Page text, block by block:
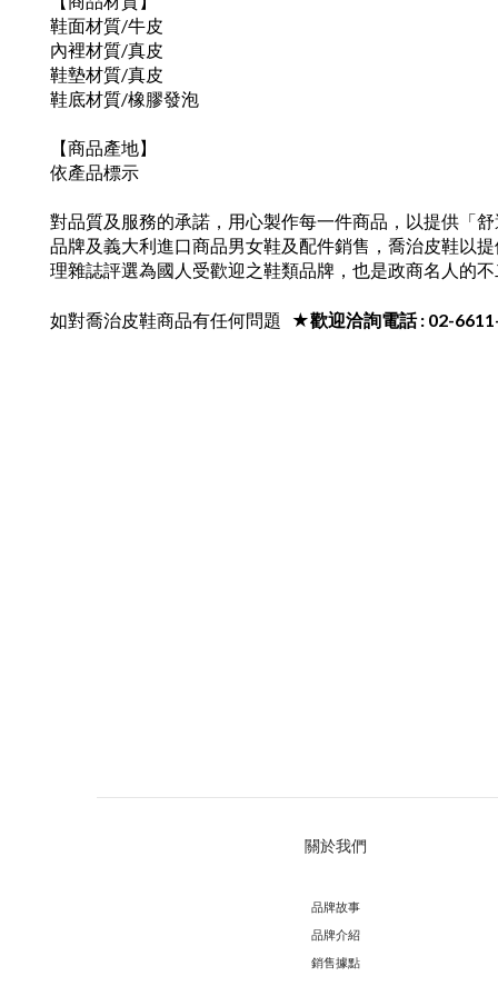
鞋面材質/牛皮
內裡材質/真皮
鞋墊材質/真皮
鞋底材質/橡膠發泡
【商品產地】
依產品標示
對品質及服務的承諾，用心製作每一件商品，以提供「
品牌及義大利進口商品男女鞋及配件銷售，喬治皮鞋以
理雜誌評選為國人受歡迎之鞋類品牌，也是政商名人的
如對喬治皮鞋商品有任何問題 ★歡迎洽詢電話 : 02-
關於我們
品牌故事
品牌介紹
銷售據點